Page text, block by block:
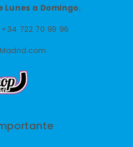
a Domingo.
+34 722 70 99 96